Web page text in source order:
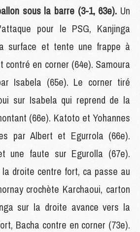
sous la barre (3-1, 63e). Un
pour le PSG, Kanjinga
surface et tente une frappe à
contré en corner (64e). Samoura
Isabela (65e). Le corner tiré
sur Isabela qui reprend de la
(66e). Katoto et Yohannes
par Albert et Egurrola (66e).
une faute sur Egurolla (67e).
droite centre fort, ca passe au
crochète Karchaoui, carton
sur la droite avance vers la
Bacha contre en corner (73e).